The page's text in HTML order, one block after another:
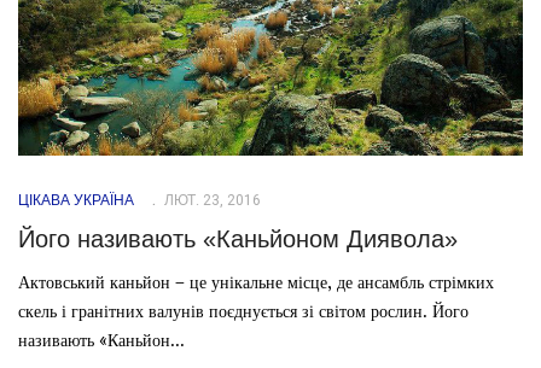
ЦІКАВА УКРАЇНА ЛЮТ. 23, 2016
Його називають «Каньйоном Диявола»
Актовський каньйон – це унікальне місце, де ансамбль стрімких
скель і гранітних валунів поєднується зі світом рослин. Його
називають «Каньйон...